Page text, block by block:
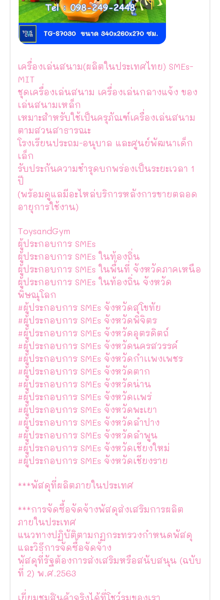
เครื่องเล่นสนาม(ผลิตในประเทศไทย) SMEs-
MIT
ชุดเครื่องเล่นสนาม เครื่องเล่นกลางแจ้ง ของ
เล่นสนามเหล็ก
เหมาะสำหรับใช้เป็นครุภัณฑ์เครื่องเล่นสนาม
ตามสวนสาธารณะ
โรงเรียนประถม-อนุบาล และศูนย์พัฒนาเด็ก
เล็ก
รับประกันความชำรุดบกพร่องเป็นระยะเวลา 1
ปี
(พร้อมดูแลมีอะไหล่บริการหลังการขายตลอด
อายุการใช้งาน)
ToysandGym
ผู้ประกอบการ SMEs
ผู้ประกอบการ SMEs ในท้องถิ่น
ผู้ประกอบการ SMEs ในพื้นที่ จังหวัดภาคเหนือ
ผู้ประกอบการ SMEs ในท้องถิ่น จังหวัด
พิษณุโลก
#ผู้ประกอบการ SMEs จังหวัดสุโขทัย
#ผู้ประกอบการ SMEs จังหวัดพิจิตร
#ผู้ประกอบการ SMEs จังหวัดอุตรดิตถ์
#ผู้ประกอบการ SMEs จังหวัดนครสวรรค์
#ผู้ประกอบการ SMEs จังหวัดกำเเพงเพชร
#ผู้ประกอบการ SMEs จังหวัดตาก
#ผู้ประกอบการ SMEs จังหวัดน่าน
#ผู้ประกอบการ SMEs จังหวัดเเพร่
#ผู้ประกอบการ SMEs จังหวัดพะเยา
#ผู้ประกอบการ SMEs จังหวัดลำปาง
#ผู้ประกอบการ SMEs จังหวัดลำพูน
#ผู้ประกอบการ SMEs จังหวัดเชียงใหม่
#ผู้ประกอบการ SMEs จังหวัดเชียงราย
***พัสดุที่ผลิตภายในประเทศ
***การจัดซื้อจัดจ้างพัสดุส่งเสริมการผลิต
ภายในประเทศ
แนวทางปฏิบัติตามกฏกระทรวงกำหนดพัสดุ
และวิธีการจัดซื้อจัดจ้าง
พัสดุที่รัฐต้องการส่งเสริมหรือสนับสนุน (ฉบับ
ที่ 2) พ.ศ.2563
เยี่ยมชมสินค้าจริงได้ที่โชว์รูมของเรา